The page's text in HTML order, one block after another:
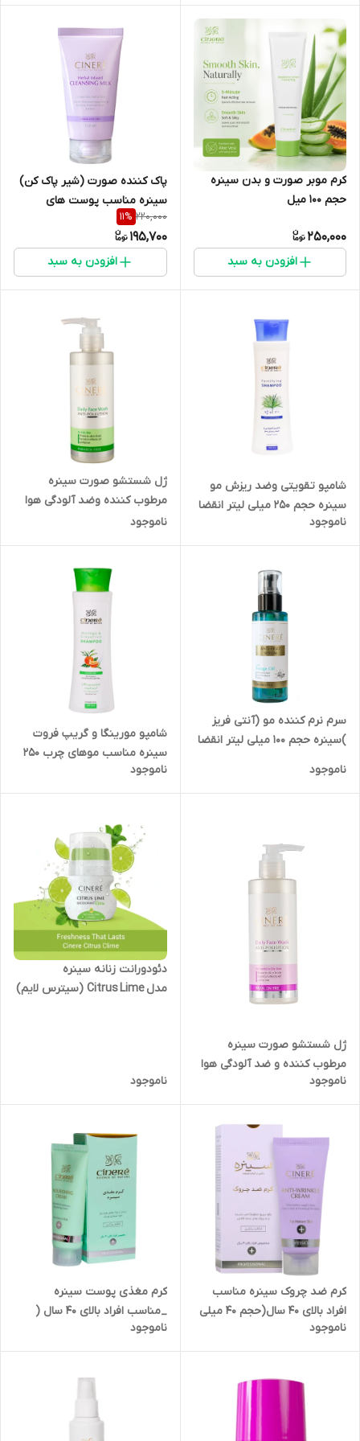
کرم موبر صورت و بدن سینره
حجم ۱۰۰ میل
250,000
افزودن به سبد
پاک کننده صورت (شیر پاک کن)
سینره مناسب پوست های
لیتر
220,000
11%
195,700
افزودن به سبد
شامپو تقویتی وضد ریزش مو
سینره حجم ۲۵۰ میلی لیتر انقضا
۱۴۰۷
ناموجود
ژل شستشو صورت سینره
مرطوب کننده وضد آلودگی هوا
مناسب پوست های چرب حجم
ناموجود
سرم نرم کننده مو (آنتی فریز
)سینره حجم ۱۰۰ میلی لیتر انقضا
ناموجود
شامپو مورینگا و گریپ فروت
سینره مناسب موهای چرب ۲۵۰
میلی لیتر انقضا ۱۴۰۷
ناموجود
ژل شستشو صورت سینره
مرطوب کننده و ضد آلودگی هوا
مناسب پوست خشک و معمولی
حجم ۲۰۰ میلی لیتر
ناموجود
دئودورانت زنانه سینره
مدل Citrus Lime (سیترس لایم)
ناموجود
کرم ضد چروک سینره مناسب
افراد بالای ۴۰ سال(حجم ۴۰ میلی
لیتر)
ناموجود
کرم مغذی پوست سینره
_مناسب افراد بالای ۴۰ سال (
حجم ۴۰ میلی لیتر)
ناموجود